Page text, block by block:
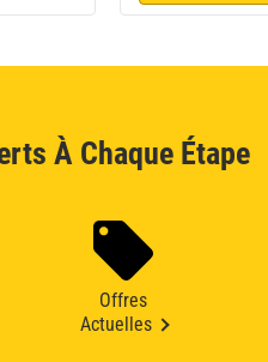
À Chaque Étape
Offres
Actuelles